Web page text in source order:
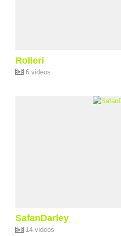
Rolleri
6 videos
SafanDarley
14 videos